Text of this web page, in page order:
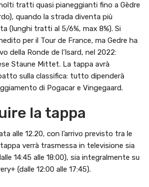
tratti quasi pianeggianti fino a Gèdre
quando la strada diventa più
(lunghi tratti al 5/6%, max 8%). Si
per il Tour de France, ma Gedre ha
della Ronde de l’Isard, nel 2022:
Staune Mittet. La tappa avrà
sulla classifica: tutto dipenderà
di Pogacar e Vingegaard.
la tappa
alle 12.20, con l’arrivo previsto tra le
tappa verrà trasmessa in televisione sia
14:45 alle 18:00), sia integralmente su
(dalle 12:00 alle 17:45).